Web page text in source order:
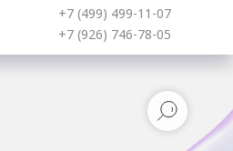
+7 (499) 499-11-07
+7 (926) 746-78-05